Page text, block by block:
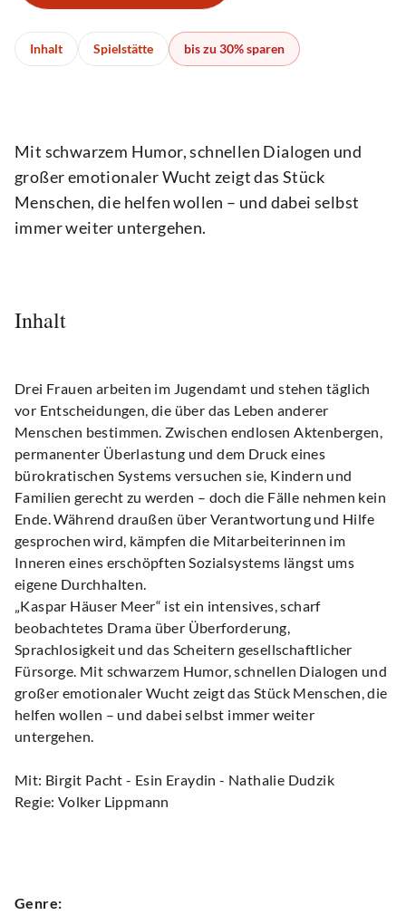
Inhalt Spielstätte bis zu 30% sparen
Mit schwarzem Humor, schnellen Dialogen und
großer emotionaler Wucht zeigt das Stück
Menschen, die helfen wollen – und dabei selbst
immer weiter untergehen.
Inhalt
Drei Frauen arbeiten im Jugendamt und stehen täglich
vor Entscheidungen, die über das Leben anderer
Menschen bestimmen. Zwischen endlosen Aktenbergen,
permanenter Überlastung und dem Druck eines
bürokratischen Systems versuchen sie, Kindern und
Familien gerecht zu werden – doch die Fälle nehmen kein
Ende. Während draußen über Verantwortung und Hilfe
gesprochen wird, kämpfen die Mitarbeiterinnen im
Inneren eines erschöpften Sozialsystems längst ums
eigene Durchhalten.
„Kaspar Häuser Meer“ ist ein intensives, scharf
beobachtetes Drama über Überforderung,
Sprachlosigkeit und das Scheitern gesellschaftlicher
Fürsorge. Mit schwarzem Humor, schnellen Dialogen und
großer emotionaler Wucht zeigt das Stück Menschen, die
helfen wollen – und dabei selbst immer weiter
untergehen.
Mit: Birgit Pacht - Esin Eraydin - Nathalie Dudzik
Regie: Volker Lippmann
Genre: